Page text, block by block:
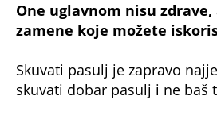
One uglavnom nisu
zamene koje možete
Skuvati pasulj je zapravo
skuvati dobar pasulj i ne baš